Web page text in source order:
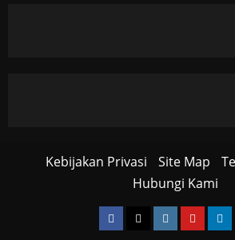
Kebijakan Privasi Site Map
Hubungi Kami
Facebook
TwitterInstagram
YouTube